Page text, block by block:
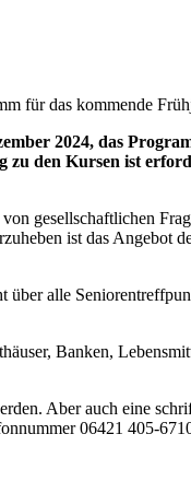
für das kommende
2024, das
zu den Kursen ist
gesellschaftlichen
ist das Angebot
über alle
Banken,
Aber auch eine
06421 405-